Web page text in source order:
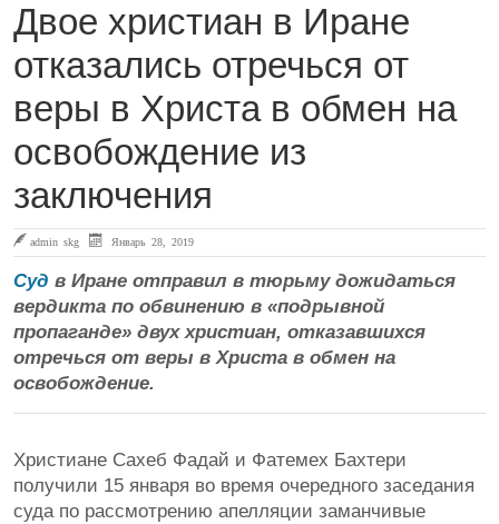
Двое христиан в Иране
отказались отречься от
веры в Христа в обмен на
освобождение из
заключения
admin skg Январь 28, 2019
Суд в Иране отправил в тюрьму дожидаться
вердикта по обвинению в «подрывной
пропаганде» двух христиан, отказавшихся
отречься от веры в Христа в обмен на
освобождение.
Христиане Сахеб Фадай и Фатемех Бахтери
получили 15 января во время очередного заседания
суда по рассмотрению апелляции заманчивые